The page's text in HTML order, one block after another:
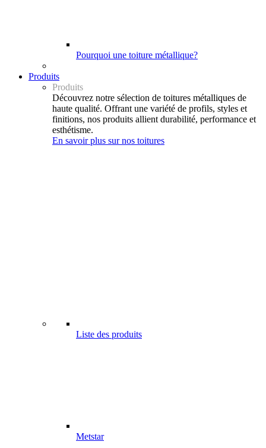
Pourquoi une toiture métallique?
Produits
Produits
Découvrez notre sélection de toitures métalliques de
haute qualité. Offrant une variété de profils, styles et
finitions, nos produits allient durabilité, performance et
esthétisme.
En savoir plus sur nos toitures
Liste des produits
Metstar